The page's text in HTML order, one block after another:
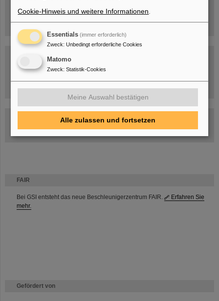
FAIR
Bei GSI entsteht das neue Beschleunigerzentrum FAIR.
Erfahren Sie
mehr.
Gefördert von
GSI-FAIR Kolloquium
Cookie-Hinweis und weitere Informationen
Essentials (immer erforderlich)
Zweck: Unbedingt erforderliche Cookies
Matomo
Zweck: Statistik-Cookies
Meine Auswahl bestätigen
Alle zulassen und fortsetzen